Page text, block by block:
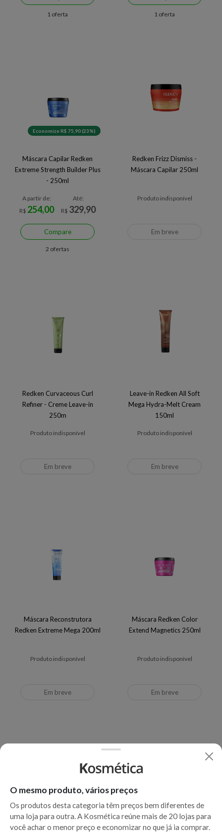
1 oferta 1 oferta
Economize R$ 75,90 (23%)
Máscara Capilar Redken
Extreme Strength Builder Plus
- 250ml
A partir de:
R$ 254,00
Até:
R$ 329,90
Compare
2 ofertas
Redken Frizz Dismiss -
Máscara Capilar 250ml
Produto indisponível
Em breve
Redken Curvaceous Curl
Refiner - Creme Leave-in
250m
Produto indisponível
Em breve
Leave-in Redken All Soft
Mega Hydra-Melt Cream
150ml
Produto indisponível
Em breve
Máscara Reconstrutora
Redken Extreme Mega 200ml
Produto indisponível
Em breve
Máscara Redken Color
Extend Magnetics 250ml
Produto indisponível
Em breve
O mesmo produto, vários preços
Os produtos desta categoria têm preços bem diferentes de
uma loja para outra. A Kosmética reúne mais de 20 lojas para
você achar o menor preço e economizar no que já ia comprar.